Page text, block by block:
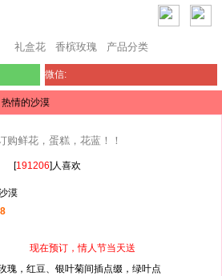
礼盒花 香槟玫瑰 产品分类
微信:
情的沙漠
[191206]人喜欢
情的沙漠
现在预订，情人节当天送
瑰，红豆、银叶菊间插点缀，绿叶点